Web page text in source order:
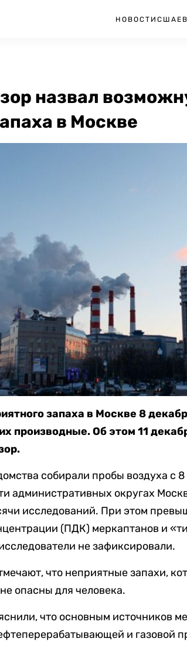
НОВОСТИ США
назвал
в Москве
запаха в Москве 8
производные. Об этом 11
собирали пробы воздуха с 8
административных округах
исследований. При этом
(ПДК) меркаптанов и
не зафиксировали.
что неприятные запахи,
опасны для человека.
что основным источников
и газовой